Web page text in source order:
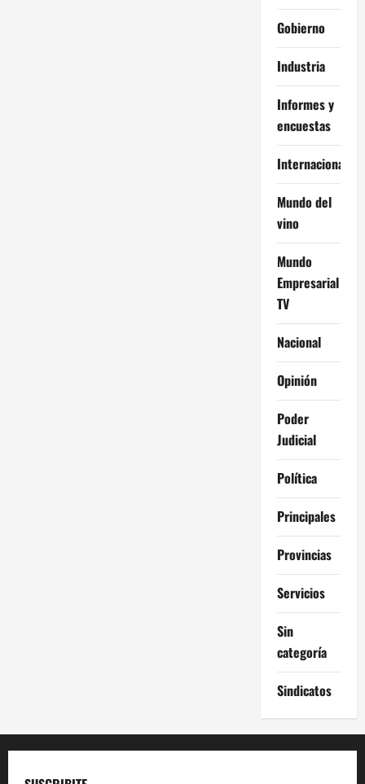
Gobierno
Industria
Informes y
encuestas
Internacional
Mundo del
vino
Mundo
Empresarial
TV
Nacional
Opinión
Poder
Judicial
Política
Principales
Provincias
Servicios
Sin
categoría
Sindicatos